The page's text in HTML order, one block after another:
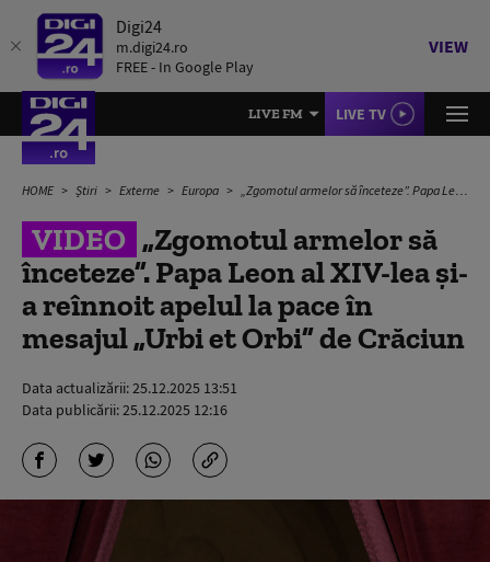
Digi24
m.digi24.ro
FREE - In Google Play
VIEW
LIVE FM LIVE TV
HOME Știri Externe Europa „Zgomotul armelor să înceteze”. Papa Leon al XIV-lea și-a reînnoit apelul la pace în mesajul „Urbi et Orbi” de Crăciun
VIDEO „Zgomotul armelor să
înceteze”. Papa Leon al XIV-lea și-
a reînnoit apelul la pace în
mesajul „Urbi et Orbi” de Crăciun
Data actualizării:25.12.2025 13:51
Data publicării:25.12.2025 12:16